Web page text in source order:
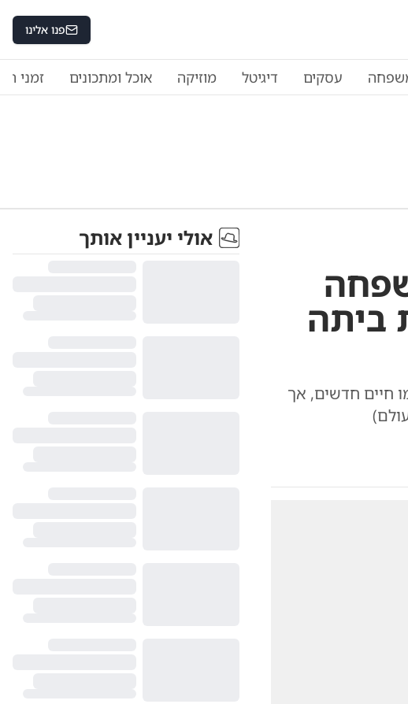
פנו אלינו
עסקים דיגיטל מוזיקה אוכל ומתכונים זמני
ביתה
חיים חדשים, אך
אולי יעניין אותך